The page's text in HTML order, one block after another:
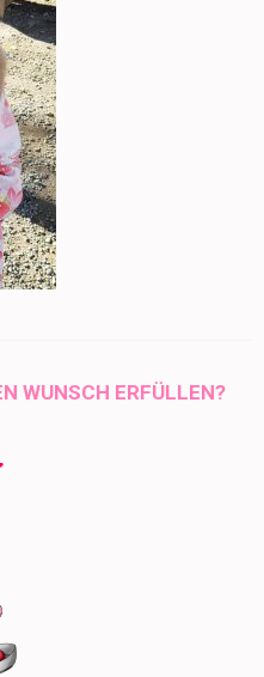
WUNSCH ERFÜLLEN?